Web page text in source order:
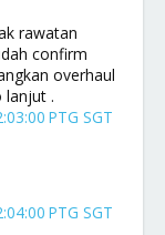
rawatan
confirm
overhaul
lanjut .
PTG SGT
PTG SGT